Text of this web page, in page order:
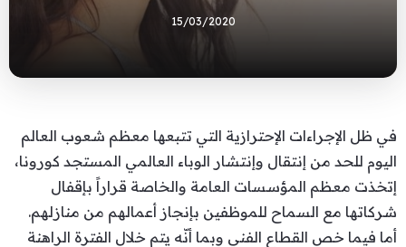
15/03/2020
في ظل الإجراءات الإحترازية التي تتبعها معظم شعوب العالم
اليوم للحد من إنتقال وإنتشار الوباء العالمي المستجد كورونا،
إتخذت معظم المؤسسات العامة والخاصة قراراً بإقفال
شركاتها مع السماح للموظفين بإنجاز أعمالهم من منازلهم.
أما فيما خص القطاع الفني وبما أنّه يتم خلال الفترة الراهنة